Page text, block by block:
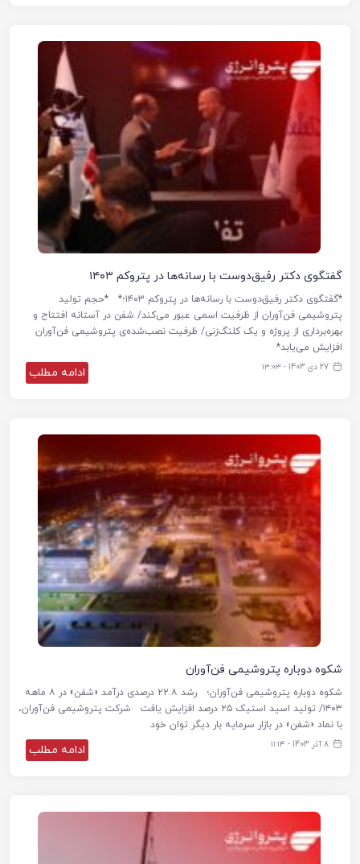
گفتگوی دکتر رفیق‌دوست با رسانه‌ها در پتروکم ۱۴۰۳
*گفتگوی دکتر رفیق‌دوست با رسانه‌ها در پتروکم ۱۴۰۳؛* *حجم تولید
پتروشیمی فن‌آوران از ظرفیت اسمی عبور می‌کند/ شفن در آستانه افتتاح و
بهره‌برداری از پروژه و یک کلنگ‌زنی/ ظرفیت نصب‌شده‌ی پتروشیمی فن‌آوران
افزایش می‌یابد*
27 دی 1403 - ۱۳:۰۳ ادامه مطلب
شکوه دوباره پتروشیمی فن‌آوران
شکوه دوباره پتروشیمی فن‌آوران؛ رشد ۲۲.۸ درصدی درآمد «شفن» در ۸ ماهه
۱۴۰۳/ تولید اسید استیک ۲۵ درصد افزایش یافت شرکت پتروشیمی فن‌آوران،
با نماد «شفن» در بازار سرمایه بار دیگر توان خود
8 آذر 1403 - ۱۱:۱۴ ادامه مطلب